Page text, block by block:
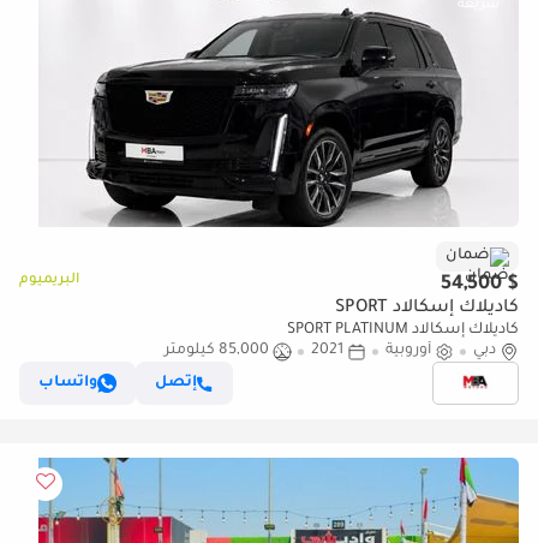
ضمان
$ 54,500 البريميوم
كاديلاك إسكالاد SPORT
كاديلاك إسكالاد SPORT PLATINUM
دبي
أوروبية 2021
85,000 كيلومتر
إتصل
واتساب